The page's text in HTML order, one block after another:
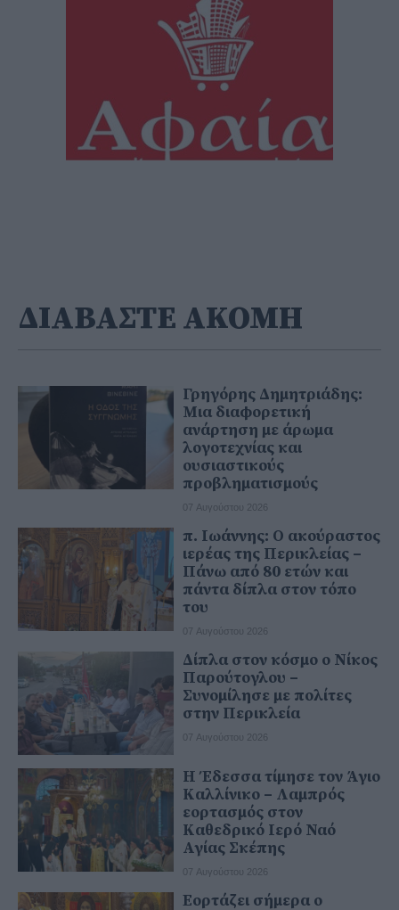
ΔΙΑΒΑΣΤΕ ΑΚΟΜΗ
Γρηγόρης Δημητριάδης:
Μια διαφορετική
ανάρτηση με άρωμα
λογοτεχνίας και
ουσιαστικούς
προβληματισμούς
07 Αυγούστου 2026
π. Ιωάννης: Ο ακούραστος
ιερέας της Περικλείας –
Πάνω από 80 ετών και
πάντα δίπλα στον τόπο
του
07 Αυγούστου 2026
Δίπλα στον κόσμο ο Νίκος
Παρούτογλου –
Συνομίλησε με πολίτες
στην Περικλεία
07 Αυγούστου 2026
Η Έδεσσα τίμησε τον Άγιο
Καλλίνικο – Λαμπρός
εορτασμός στον
Καθεδρικό Ιερό Ναό
Αγίας Σκέπης
07 Αυγούστου 2026
Εορτάζει σήμερα ο